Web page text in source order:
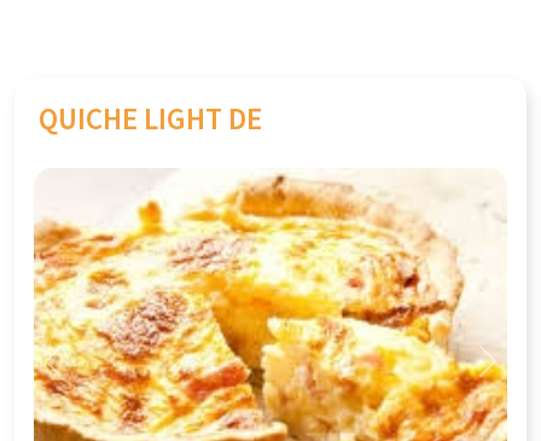
QUICHE LIGHT DE
Previous Next